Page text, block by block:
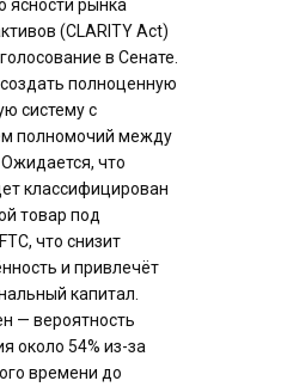
ясности рынка
(CLARITY Act)
в Сенате.
полноценную
систему с
полномочий между
Ожидается, что
классифицирован
товар под
что снизит
и привлечёт
капитал.
— вероятность
около 54% из-за
времени до